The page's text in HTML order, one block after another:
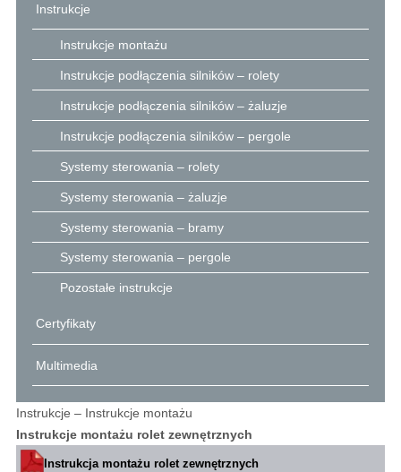
Instrukcje
Instrukcje montażu
Instrukcje podłączenia silników – rolety
Instrukcje podłączenia silników – żaluzje
Instrukcje podłączenia silników – pergole
Systemy sterowania – rolety
Systemy sterowania – żaluzje
Systemy sterowania – bramy
Systemy sterowania – pergole
Pozostałe instrukcje
Certyfikaty
Multimedia
Instrukcje – Instrukcje montażu
Instrukcje montażu rolet zewnętrznych
Instrukcja montażu rolet zewnętrznych